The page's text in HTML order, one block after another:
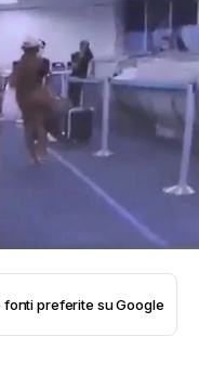
preferite su Google